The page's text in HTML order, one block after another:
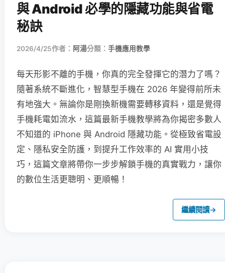
與 Android 必學的隱藏功能與省電
秘訣
2026/4/25作者： 阿湯分類： 手機應用教學
每天形影不離的手機，你真的完全發揮它的潛力了嗎？
隨著系統不斷進化，智慧型手機在 2026 年變得前所未
有地強大。無論你是剛換新機需要轉移資料，還是覺得
手機耗電如流水，這篇最新手機教學將為你揭密多數人
不知道的 iPhone 與 Android 隱藏功能。從極致省電設
定、隱私安全防護，到提升工作效率的 AI 實用小技
巧，這篇文章將帶你一步步解鎖手機的真實戰力，讓你
的數位生活更聰明、更順暢！
繼續閱讀→